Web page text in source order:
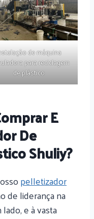
de máquina
para reciclagem
de plástico
E
De
Shuliy?
pelletizador
de liderança na
e à vasta